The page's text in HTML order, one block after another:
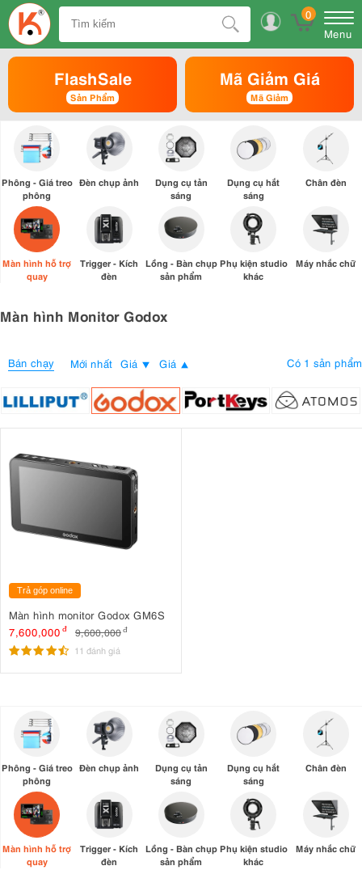
0
Menu
FlashSale
Sản Phẩm
Mã Giảm Giá
Mã Giảm
Phông - Giá treo
phông
Đèn chụp ảnh
Dụng cụ tản
sáng
Dụng cụ hắt
sáng
Chân đèn
Màn hình hỗ trợ
quay
Trigger - Kích
đèn
Lồng - Bàn chụp
sản phẩm
Phụ kiện studio
khác
Máy nhắc chữ
Màn hình Monitor Godox
Bán chạy Mới nhất Giá Giá Có 1 sản phẩm
Trả góp online
Màn hình monitor Godox GM6S
7,600,000 đ 9,600,000đ
11 đánh giá
Phông - Giá treo
phông
Đèn chụp ảnh
Dụng cụ tản
sáng
Dụng cụ hắt
sáng
Chân đèn
Màn hình hỗ trợ
quay
Trigger - Kích
đèn
Lồng - Bàn chụp
sản phẩm
Phụ kiện studio
khác
Máy nhắc chữ